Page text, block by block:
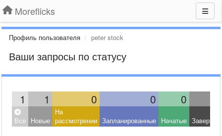
Moreflicks
Профиль пользователя peter stock
Ваши запросы по статусу
1 1 0 0 0
Все Новые
На
рассмотрении Запланированные Начатые